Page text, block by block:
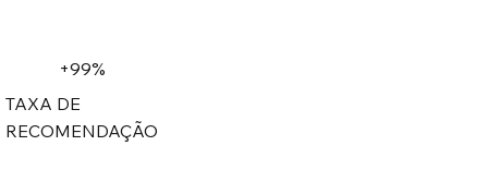
+99%
TAXA DE
RECOMENDAÇÃO